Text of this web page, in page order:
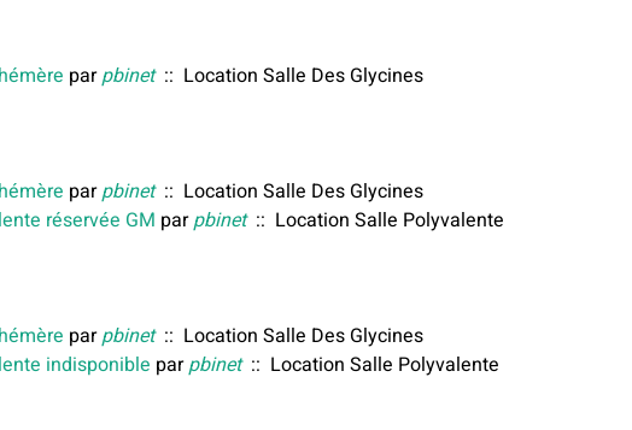
parpbinet:: Location Salle Des Glycines
parpbinet:: Location Salle Des Glycines
réservée GM parpbinet:: Location Salle Polyvalente
parpbinet:: Location Salle Des Glycines
indisponible parpbinet:: Location Salle Polyvalente